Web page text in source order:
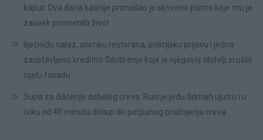
kaput: Dva dana kasnije pronašao je skriveno pismo koje mu je
zauvek promenilo život
liječnički nalaz, snimku restorana, policijsku prijavu i jedno
zaustavljeno kreditno 0dobrenje koje je njegovoj obitelji srušilo
cijelu fasadu
Supa za čišćenje debelog creva: Rusi je jedu 0dmah ujutru i u
roku od 40 minuta dolazi do potpunog pražnjenja creva